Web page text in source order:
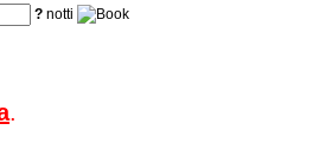
? notti
.